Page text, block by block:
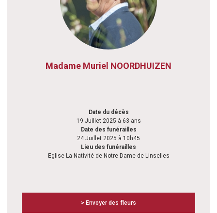
Madame Muriel NOORDHUIZEN
Date du décès
19 Juillet 2025 à 63 ans
Date des funérailles
24 Juillet 2025 à 10h45
Lieu des funérailles
Eglise La Nativité-de-Notre-Dame de Linselles
> Envoyer des fleurs